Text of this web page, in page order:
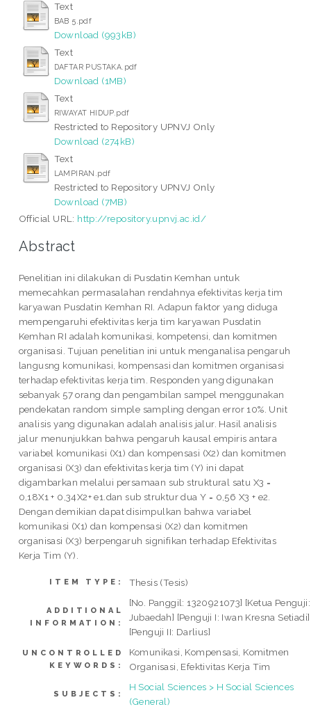
Text
BAB 5.pdf
Download (993kB)
Text
DAFTAR PUSTAKA.pdf
Download (1MB)
Text
RIWAYAT HIDUP.pdf
Restricted to Repository UPNVJ Only
Download (274kB)
Text
LAMPIRAN.pdf
Restricted to Repository UPNVJ Only
Download (7MB)
Official URL: http://repository.upnvj.ac.id/
Abstract
Penelitian ini dilakukan di Pusdatin Kemhan untuk
memecahkan permasalahan rendahnya efektivitas kerja tim
karyawan Pusdatin Kemhan RI. Adapun faktor yang diduga
mempengaruhi efektivitas kerja tim karyawan Pusdatin
Kemhan RI adalah komunikasi, kompetensi, dan komitmen
organisasi. Tujuan penelitian ini untuk menganalisa pengaruh
langusng komunikasi, kompensasi dan komitmen organisasi
terhadap efektivitas kerja tim. Responden yang digunakan
sebanyak 57 orang dan pengambilan sampel menggunakan
pendekatan random simple sampling dengan error 10%. Unit
analisis yang digunakan adalah analisis jalur. Hasil analisis
jalur menunjukkan bahwa pengaruh kausal empiris antara
variabel komunikasi (X1) dan kompensasi (X2) dan komitmen
organisasi (X3) dan efektivitas kerja tim (Y) ini dapat
digambarkan melalui persamaan sub struktural satu X3 =
0,18X1 + 0,34X2+ e1.dan sub struktur dua Y = 0,56 X3 + e2.
Dengan demikian dapat disimpulkan bahwa variabel
komunikasi (X1) dan kompensasi (X2) dan komitmen
organisasi (X3) berpengaruh signifikan terhadap Efektivitas
Kerja Tim (Y).
ITEM TYPE: Thesis (Tesis)
ADDITIONAL
INFORMATION:
[No. Panggil: 1320921073] [Ketua Penguji:
Jubaedah] [Penguji I: Iwan Kresna Setiadi]
[Penguji II: Darlius]
UNCONTROLLED
KEYWORDS:
Komunikasi, Kompensasi, Komitmen
Organisasi, Efektivitas Kerja Tim
SUBJECTS:
H Social Sciences > H Social Sciences
(General)